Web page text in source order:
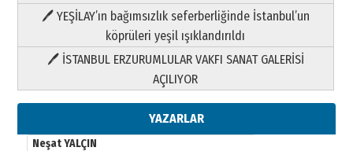
🖊 YEŞİLAY’ın bağımsızlık seferberliğinde İstanbul’un
köprüleri yeşil ışıklandırıldı
🖊 İSTANBUL ERZURUMLULAR VAKFI SANAT GALERİSİ
AÇILIYOR
YAZARLAR
HAVVA’NIN ÜÇ KIZI
09 Temmuz 2026 Perşembe
Yusuf POLAT
Şampiyonluk Sebahattin Şirin’e
11 Mayıs 2026 Pazartesi
Neşat YALÇIN